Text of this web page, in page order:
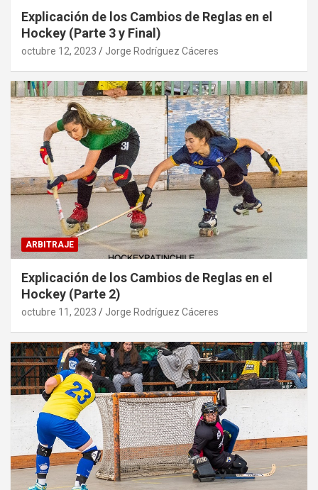
Explicación de los Cambios de Reglas en el
Hockey (Parte 3 y Final)
octubre 12, 2023 Jorge Rodríguez Cáceres
ARBITRAJE
Explicación de los Cambios de Reglas en el
Hockey (Parte 2)
octubre 11, 2023 Jorge Rodríguez Cáceres